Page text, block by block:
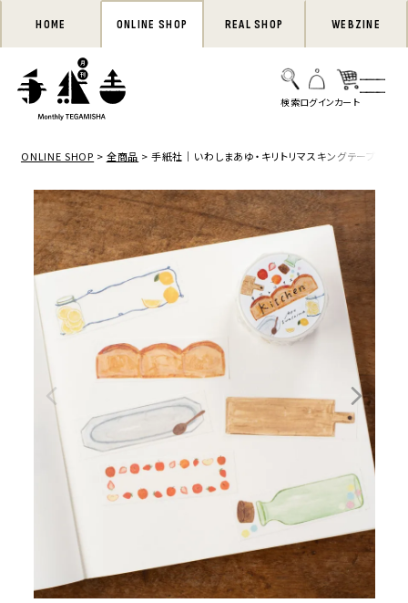
HOME ONLINE SHOP REAL SHOP WEBZINE
ONLINE SHOP 全商品 手紙社｜いわしまあゆ・キリトリマスキングテープ「